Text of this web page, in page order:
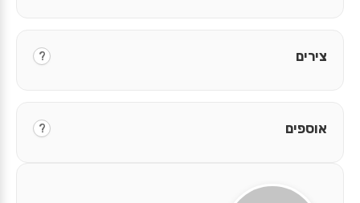
צירים ?
אוספים ?